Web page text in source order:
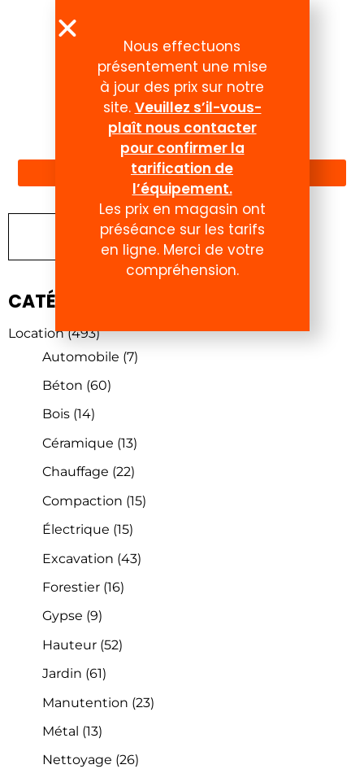
Compte
Chercher un produit
CATÉGORIES DE PRODUITS
Location (493)
Automobile (7)
Béton (60)
Bois (14)
Céramique (13)
Chauffage (22)
Compaction (15)
Électrique (15)
Excavation (43)
Forestier (16)
Gypse (9)
Hauteur (52)
Jardin (61)
Manutention (23)
Métal (13)
Nettoyage (26)
Nous effectuons
présentement une mise
à jour des prix sur notre
site. Veuillez s’il-vous-
plaît nous contacter
pour confirmer la
tarification de
l’équipement.
Les prix en magasin ont
préséance sur les tarifs
en ligne. Merci de votre
compréhension.